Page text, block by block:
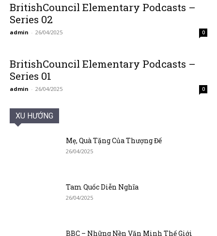
BritishCouncil Elementary Podcasts –
Series 02
admin - 26/04/2025 0
BritishCouncil Elementary Podcasts –
Series 01
admin - 26/04/2025 0
XU HƯỚNG
Mẹ, Quà Tặng Của Thượng Đế
26/04/2025
Tam Quốc Diễn Nghĩa
26/04/2025
BBC – Những Nền Văn Minh Thế Giới